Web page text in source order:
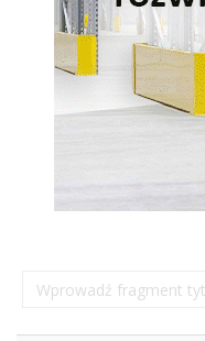
Wprowadź
fragment